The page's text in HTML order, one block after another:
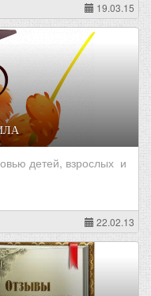
19.03.15
детей, взрослых и
22.02.13